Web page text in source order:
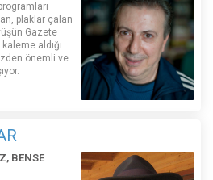
plaklar çalan
Gazete
aldığı
önemli ve
BENSE